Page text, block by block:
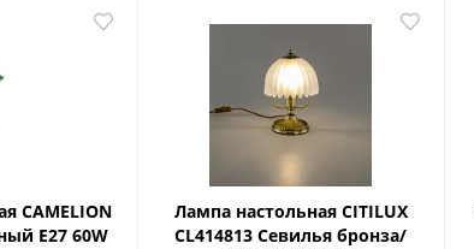
CAMELION
Е27 60W
Лампа настольная CITILUX
CL414813 Севилья бронза/